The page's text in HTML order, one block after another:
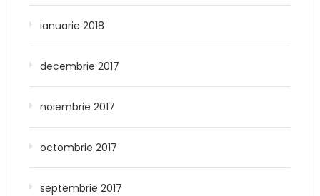
ianuarie 2018
decembrie 2017
noiembrie 2017
octombrie 2017
septembrie 2017